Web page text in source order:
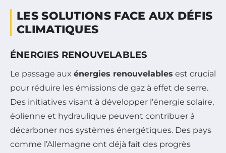
LES SOLUTIONS FACE AUX DÉFIS
CLIMATIQUES
ÉNERGIES RENOUVELABLES
Le passage aux énergies renouvelables est crucial
pour réduire les émissions de gaz à effet de serre.
Des initiatives visant à développer l’énergie solaire,
éolienne et hydraulique peuvent contribuer à
décarboner nos systèmes énergétiques. Des pays
comme l’Allemagne ont déjà fait des progrès